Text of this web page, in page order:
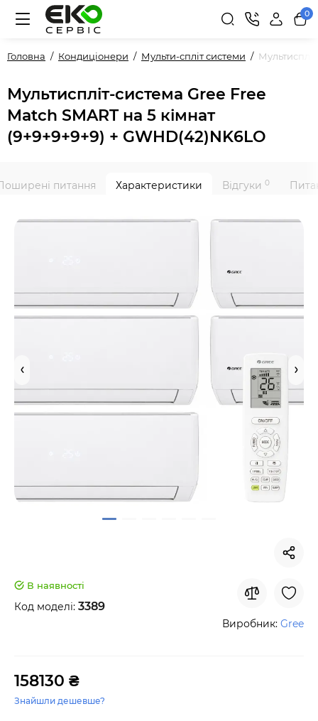
0
Головна Кондиціонери Мульти-спліт системи
Мультиспліт-система Gree Free
Match SMART на 5 кімнат
(9+9+9+9+9) + GWHD(42)NK6LO
питання Характеристики Відгуки 0
В наявності
Код моделі: 3389
Виробник: Gree
158130 ₴
Знайшли дешевше?